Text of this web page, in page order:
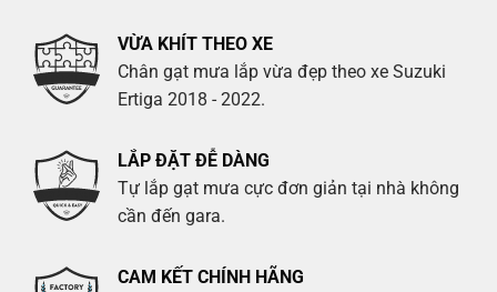
VỪA KHÍT THEO XE
Chân gạt mưa lắp vừa đẹp theo xe Suzuki
Ertiga 2018 - 2022.
LẮP ĐẶT ĐỄ DÀNG
Tự lắp gạt mưa cực đơn giản tại nhà không
cần đến gara.
CAM KẾT CHÍNH HÃNG